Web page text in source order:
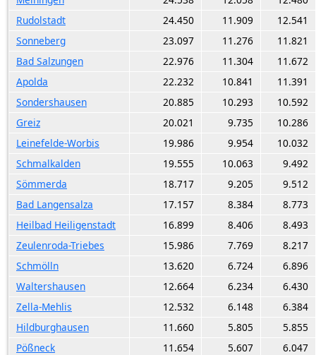
Rudolstadt
24.450 11.909
12.541
Sonneberg
23.097 11.276
11.821
Bad Salzungen
22.976 11.304
11.672
Apolda
22.232 10.841
11.391
Sondershausen
20.885 10.293
10.592
Greiz
20.021 9.735
10.286
Leinefelde-Worbis
19.986 9.954
10.032
Schmalkalden
19.555 10.063
9.492
Sömmerda
18.717 9.205
9.512
Bad Langensalza
17.157 8.384
8.773
Heilbad Heiligenstadt
16.899 8.406
8.493
Zeulenroda-Triebes
15.986 7.769
8.217
Schmölln
13.620 6.724
6.896
Waltershausen
12.664 6.234
6.430
Zella-Mehlis
12.532 6.148
6.384
Hildburghausen
11.660 5.805
5.855
Pößneck
11.654 5.607
6.047